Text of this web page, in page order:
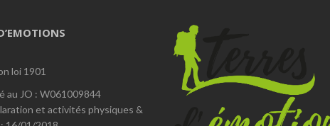
loi 1901
au JO : W061009844
et activités physiques &